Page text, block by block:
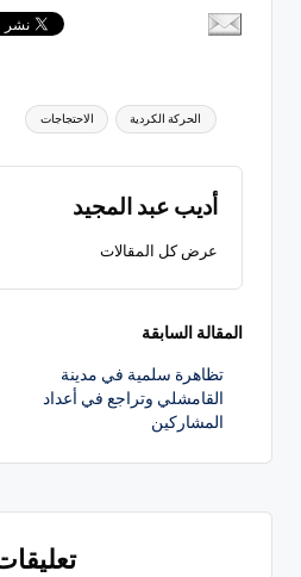
العلامات: الاحتجاجات الحركة الكردية
أديب عبد المجيد
عرض كل المقالات
تصفّح
المقالات
المقالة السابقة
تظاهرة سلمية في مدينة
القامشلي وتراجع في أعداد
المشاركين